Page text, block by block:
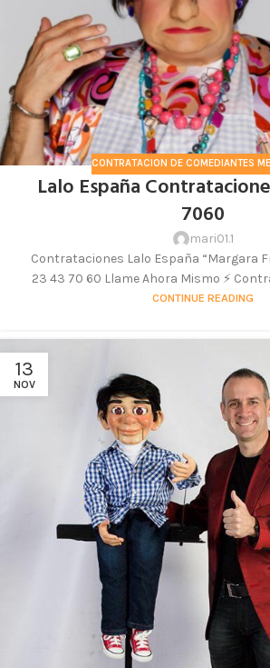
CONTRATACION DE COMEDIANTES
Lalo España
7060
mari01.1
Contrataciones Lalo España “Margara
23 43 70 60 Llame Ahora Mismo ⚡
CONTINUE READING
13
NOV